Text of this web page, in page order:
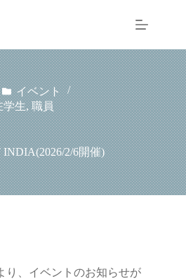
イベント
学生,職員
2/6開催)
り、イベントのお知らせが